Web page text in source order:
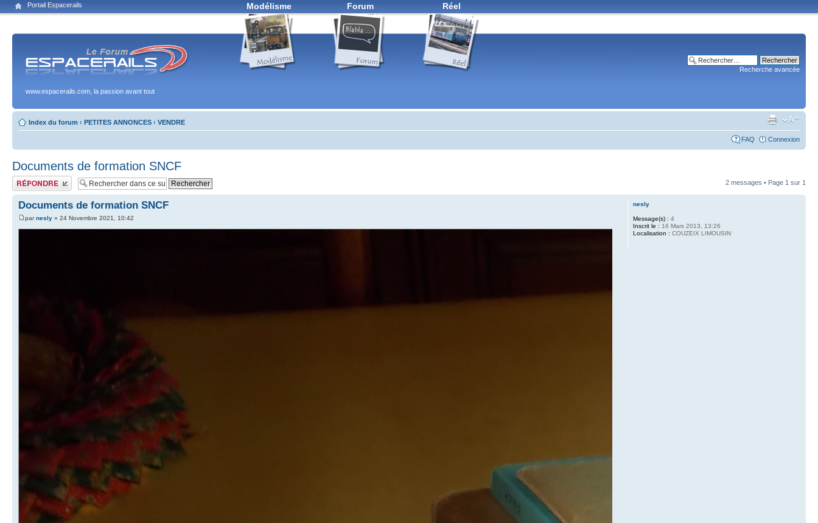
Portail Espacerails Modélisme Forum Réel
www.espacerails.com, la passion avant tout
Recherche avancée
Index du forum ‹ PETITES ANNONCES ‹ VENDRE
FAQ Connexion
Documents de formation SNCF
Publier une réponse 2 messages • Page 1 sur 1
Documents de formation SNCF
parnesly » 24 Novembre 2021, 10:42
nesly
Message(s) : 4
Inscrit le : 16 Mars 2013, 13:26
Localisation : COUZEIX LIMOUSIN